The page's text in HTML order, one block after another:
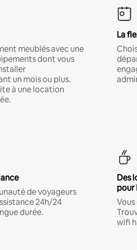
meublés avec une
dont vous
un mois ou plus.
à une location
La
de voyageurs
24h/24
durée.
Des
pour
wifi